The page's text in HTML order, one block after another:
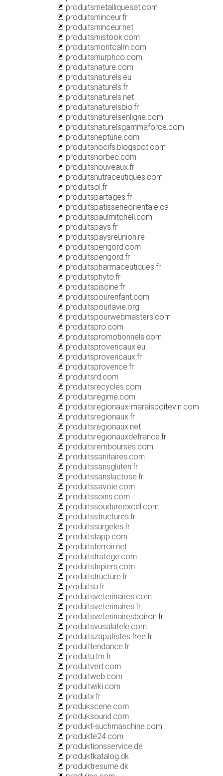
produitsmetalliquesat.com
produitsminceur.fr
produitsminceur.net
produitsmistook.com
produitsmontcalm.com
produitsmurphco.com
produitsnature.com
produitsnaturels.eu
produitsnaturels.fr
produitsnaturels.net
produitsnaturelsbio.fr
produitsnaturelsenligne.com
produitsnaturelsgammaforce.com
produitsneptune.com
produitsnocifs.blogspot.com
produitsnorbec.com
produitsnouveaux.fr
produitsnutraceutiques.com
produitsol.fr
produitspartages.fr
produitspatisserieorientale.ca
produitspaulmitchell.com
produitspays.fr
produitspaysreunion.re
produitsperigord.com
produitsperigord.fr
produitspharmaceutiques.fr
produitsphyto.fr
produitspiscine.fr
produitspourenfant.com
produitspourlavie.org
produitspourwebmasters.com
produitspro.com
produitspromotionnels.com
produitsprovencaux.eu
produitsprovencaux.fr
produitsprovence.fr
produitsrd.com
produitsrecycles.com
produitsregime.com
produitsregionaux-maraispoitevin.com
produitsregionaux.fr
produitsregionaux.net
produitsregionauxdefrance.fr
produitsrembourses.com
produitssanitaires.com
produitssansgluten.fr
produitssanslactose.fr
produitssavoie.com
produitssoins.com
produitssoudureexcel.com
produitsstructures.fr
produitssurgeles.fr
produitstapp.com
produitsterroir.net
produitstratege.com
produitstripiers.com
produitstructure.fr
produitsu.fr
produitsveterinaires.com
produitsveterinaires.fr
produitsveterinairesboiron.fr
produitsvusalatele.com
produitszapatistes.free.fr
produittendance.fr
produitu.tm.fr
produitvert.com
produitweb.com
produitwiki.com
produitx.fr
produkscene.com
produksound.com
produkt-suchmaschine.com
produkte24.com
produktionsservice.de
produktkatalog.dk
produktresume.dk